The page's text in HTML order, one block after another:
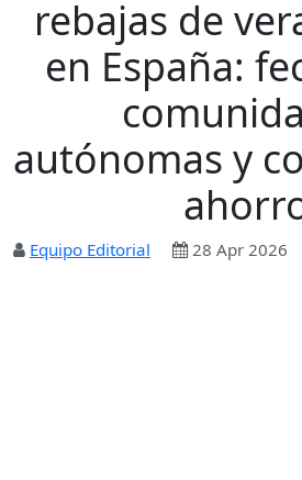
rebajas de
en España:
autónomas y
Equipo Editorial 28 Apr 2026